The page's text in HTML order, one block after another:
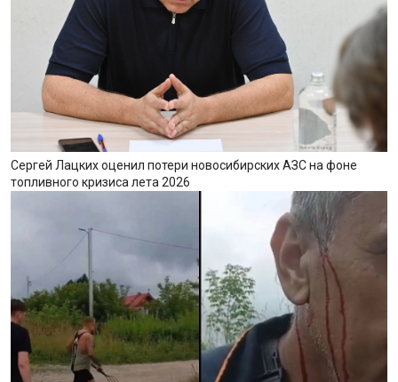
Сергей Лацких оценил потери новосибирских АЗС на фоне
топливного кризиса лета 2026